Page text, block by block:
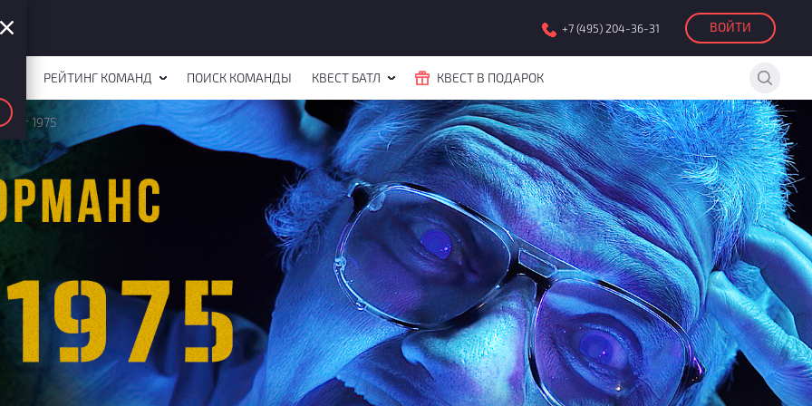
+7 (495) 204-36-31 ВОЙТИ
РЕЙТИНГ КОМАНД ПОИСК КОМАНДЫ КВЕСТ БАТЛ КВЕСТ В ПОДАРОК
1975